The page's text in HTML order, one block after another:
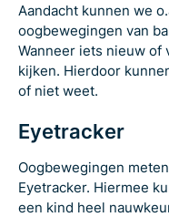
Aandacht kunnen we
oogbewegingen van
Wanneer iets nieuw of
kijken. Hierdoor
of niet weet.
Eyetracker
Oogbewegingen
Eyetracker. Hiermee
een kind heel